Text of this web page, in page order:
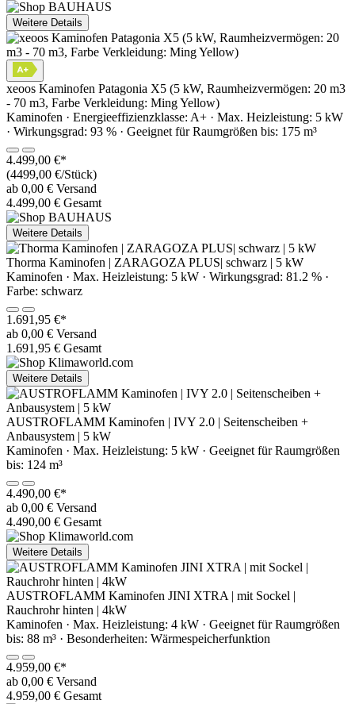
Weitere Details
xeoos Kaminofen Patagonia X5 (5 kW, Raumheizvermögen: 20 m3
- 70 m3, Farbe Verkleidung: Ming Yellow)
Kaminofen · Energieeffizienzklasse: A+ · Max. Heizleistung: 5 kW
· Wirkungsgrad: 93 % · Geeignet für Raumgrößen bis: 175 m³
4.499,00 €*
(4499,00 €/Stück)
ab 0,00 € Versand
4.499,00 € Gesamt
Weitere Details
Thorma Kaminofen | ZARAGOZA PLUS| schwarz | 5 kW
Kaminofen · Max. Heizleistung: 5 kW · Wirkungsgrad: 81.2 % ·
Farbe: schwarz
1.691,95 €*
ab 0,00 € Versand
1.691,95 € Gesamt
Weitere Details
AUSTROFLAMM Kaminofen | IVY 2.0 | Seitenscheiben +
Anbausystem | 5 kW
Kaminofen · Max. Heizleistung: 5 kW · Geeignet für Raumgrößen
bis: 124 m³
4.490,00 €*
ab 0,00 € Versand
4.490,00 € Gesamt
Weitere Details
AUSTROFLAMM Kaminofen JINI XTRA | mit Sockel |
Rauchrohr hinten | 4kW
Kaminofen · Max. Heizleistung: 4 kW · Geeignet für Raumgrößen
bis: 88 m³ · Besonderheiten: Wärmespeicherfunktion
4.959,00 €*
ab 0,00 € Versand
4.959,00 € Gesamt